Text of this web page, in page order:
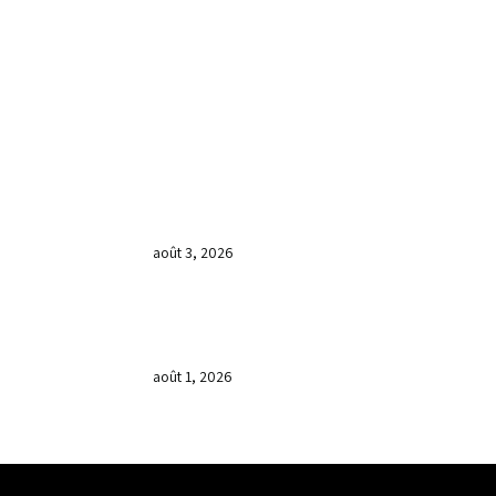
août 3, 2026
août 1, 2026